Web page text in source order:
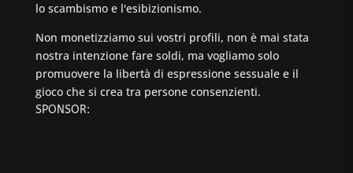
lo scambismo e l'esibizionismo.
Non monetizziamo sui vostri profili, non è mai stata
nostra intenzione fare soldi, ma vogliamo solo
promuovere la libertà di espressione sessuale e il
gioco che si crea tra persone consenzienti.
SPONSOR: